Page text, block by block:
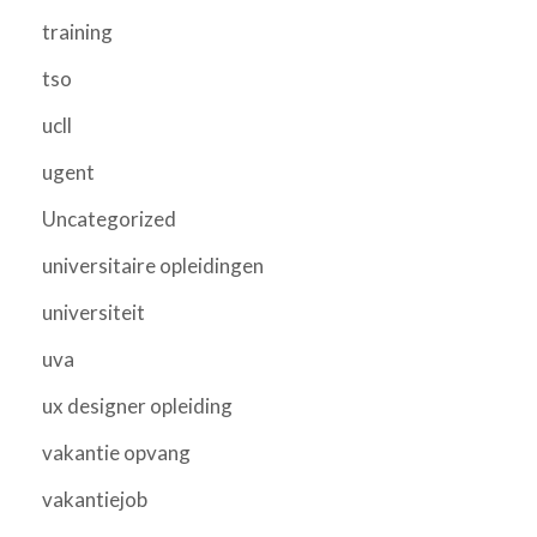
training
tso
ucll
ugent
Uncategorized
universitaire opleidingen
universiteit
uva
ux designer opleiding
vakantie opvang
vakantiejob